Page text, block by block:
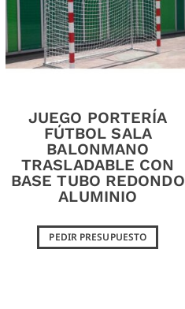
JUEGO PORTERÍA
FÚTBOL SALA
BALONMANO
TRASLADABLE CON
BASE TUBO REDONDO
ALUMINIO
PEDIR PRESUPUESTO